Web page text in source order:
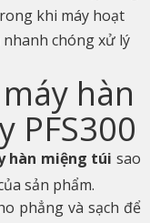
khi máy hoạt
chóng xử lý
hàn
PFS300
hàn miệng túi sao
sản phẩm.
phẳng và sạch để